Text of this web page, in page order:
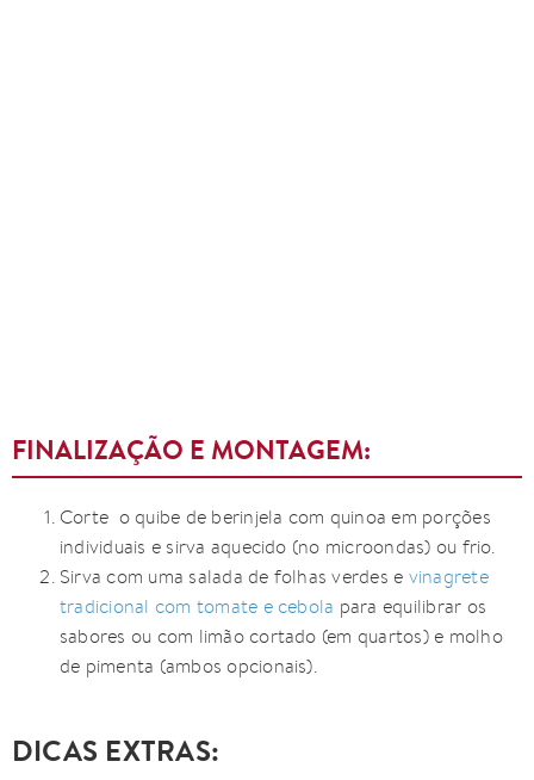
FINALIZAÇÃO E MONTAGEM:
Corte o quibe de berinjela com quinoa em porções
individuais e sirva aquecido (no microondas) ou frio.
Sirva com uma salada de folhas verdes e vinagrete
tradicional com tomate e cebola para equilibrar os
sabores ou com limão cortado (em quartos) e molho
de pimenta (ambos opcionais).
DICAS EXTRAS: